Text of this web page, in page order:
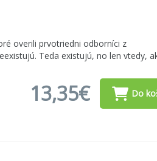
overili prvotriedni odborníci z
Teda existujú, no len vtedy,
13,35€ Do